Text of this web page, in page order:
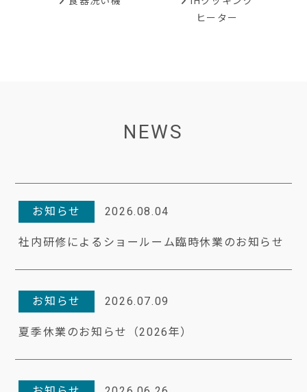
ヒーター
NEWS
お知らせ 2026.08.04
社内研修によるショールーム臨時休業のお知らせ
お知らせ 2026.07.09
夏季休業のお知らせ（2026年）